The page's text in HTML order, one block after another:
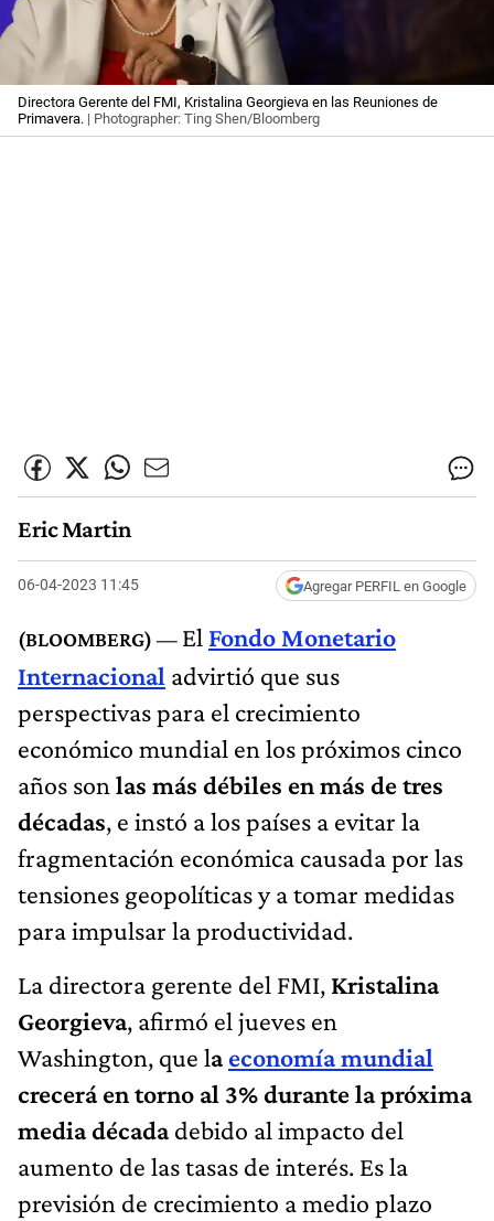
Directora Gerente del FMI, Kristalina Georgieva en las Reuniones de
Primavera. | Photographer: Ting Shen/Bloomberg
Eric Martin
06-04-2023 11:45 Agregar PERFIL en Google
El Fondo Monetario
Internacional advirtió que sus
perspectivas para el crecimiento
económico mundial en los próximos cinco
años son las más débiles en más de tres
décadas, e instó a los países a evitar la
fragmentación económica causada por las
tensiones geopolíticas y a tomar medidas
para impulsar la productividad.
La directora gerente del FMI, Kristalina
Georgieva, afirmó el jueves en
Washington, que laeconomía mundial
crecerá en torno al 3% durante la próxima
media décadadebido al impacto del
aumento de las tasas de interés. Es la
previsión de crecimiento a medio plazo